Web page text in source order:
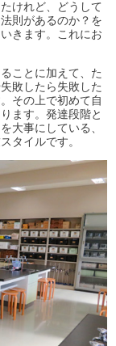
けれど、どうして
則があるのか？を
きます。これにお
ことに加えて、た
敗したら失敗した
その上で初めて自
ます。発達段階と
大事にしている、
タイルです。